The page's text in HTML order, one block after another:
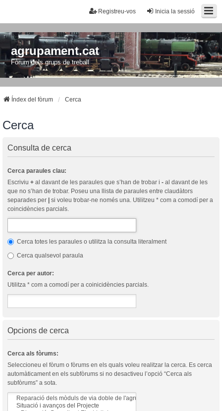
Inicia la sessió
Registreu-vos
agrupament.cat
Fòrum dels grups de treball
Índex del fòrum Cerca
Cerca
Consulta de cerca
Cerca paraules clau:
Escriviu + al davant de les paraules que s’han de trobar i - al davant de les
que no s’han de trobar. Poseu una llista de paraules entre claudàtors
separades per | si voleu trobar-ne només una. Utilitzeu * com a comodí per a
coincidències parcials.
Cerca totes les paraules o utilitza la consulta literalment
Cerca qualsevol paraula
Cerca per autor:
Utilitza * com a comodí per a coinicidències parcials.
Opcions de cerca
Cerca als fòrums:
Seleccioneu el fòrum o fòrums en els quals voleu realitzar la cerca. Es cerca
automàticament en els subfòrums si no desactiveu l’opció “Cerca als
subfòrums” a sota.